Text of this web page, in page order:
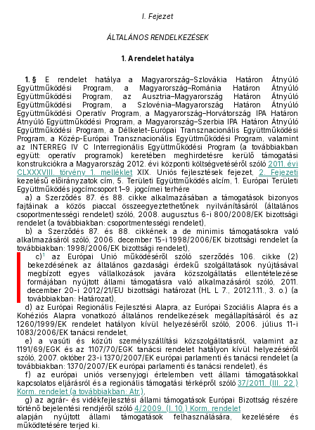
I. Fejezet
ÁLTALÁNOS RENDELKEZÉSEK
1. A rendelet hatálya
1. § E rendelet hatálya a Magyarország–Szlovákia Határon Átnyúló
Együttműködési Program, a Magyarország–Románia Határon Átnyúló
Együttműködési Program, az Ausztria–Magyarország Határon Átnyúló
Együttműködési Program, a Szlovénia–Magyarország Határon Átnyúló
Együttműködési Operatív Program, a Magyarország–Horvátország IPA Határon
Átnyúló Együttműködési Program, a Magyarország–Szerbia IPA Határon Átnyúló
Együttműködési Program, a Délkelet-Európai Transznacionális Együttműködési
Program, a Közép-Európai Transznacionális Együttműködési Program, valamint
az INTERREG IV C Interregionális Együttműködési Program (a továbbiakban
együtt: operatív programok) keretében meghirdetésre kerülő támogatási
konstrukciókra a Magyarország 2012. évi központi költségvetéséről szóló 2011. évi
CLXXXVIII. törvény 1. melléklet XIX. Uniós fejlesztések fejezet, 2. Fejezeti
kezelésű előirányzatok cím, 5. Területi Együttműködés alcím, 1. Európai Területi
Együttműködés jogcímcsoport 1–9. jogcímei terhére
a) a Szerződés 87. és 88. cikke alkalmazásában a támogatások bizonyos
fajtáinak a közös piaccal összeegyeztethetőnek nyilvánításáról (általános
csoportmentességi rendelet) szóló, 2008. augusztus 6-i 800/2008/EK bizottsági
rendelet (a továbbiakban: csoportmentességi rendelet),
b) a Szerződés 87. és 88. cikkének a de minimis támogatásokra való
alkalmazásáról szóló, 2006. december 15-i 1998/2006/EK bizottsági rendelet (a
továbbiakban: 1998/2006/EK bizottsági rendelet),
c) 1
az Európai Unió működéséről szóló szerződés 106. cikke (2)
bekezdésének az általános gazdasági érdekű szolgáltatások nyújtásával
megbízott egyes vállalkozások javára közszolgáltatás ellentételezése
formájában nyújtott állami támogatásra való alkalmazásáról szóló, 2011.
december 20-i 2012/21/EU bizottsági határozat (HL L 7., 2012.1.11., 3. o.) (a
továbbiakban: Határozat),
d) az Európai Regionális Fejlesztési Alapra, az Európai Szociális Alapra és a
Kohéziós Alapra vonatkozó általános rendelkezések megállapításáról és az
1260/1999/EK rendelet hatályon kívül helyezéséről szóló, 2006. július 11-i
1083/2006/EK tanácsi rendelet,
e) a vasúti és közúti személyszállítási közszolgáltatásról, valamint az
1191/69/EGK és az 1107/70/EGK tanácsi rendelet hatályon kívül helyezéséről
szóló, 2007. október 23-i 1370/2007/EK európai parlamenti és tanácsi rendelet (a
továbbiakban: 1370/2007/EK európai parlamenti és tanácsi rendelet), és
f) az európai uniós versenyjogi értelemben vett állami támogatásokkal
kapcsolatos eljárásról és a regionális támogatási térképről szóló37/2011. (III. 22.)
Korm. rendelet (a továbbiakban: Atr.)
g) az agrár- és vidékfejlesztési állami támogatások Európai Bizottság részére
történő bejelentési rendjéről szóló 4/2009. (I. 10.) Korm. rendelet
alapján nyújtott állami támogatások felhasználására, kezelésére és
működtetésére terjed ki.